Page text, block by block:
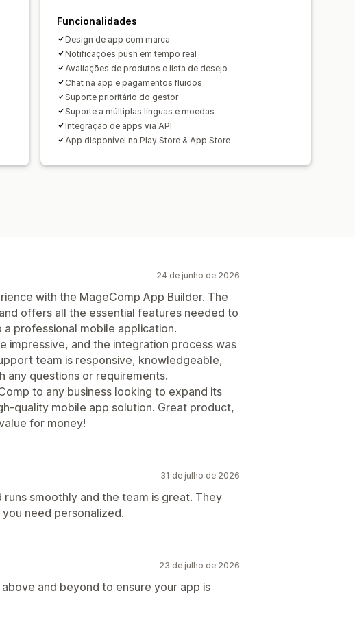
Funcionalidades
Design de app com marca
Notificações push em tempo real
Avaliações de produtos e lista de desejo
Chat na app e pagamentos fluidos
Suporte prioritário do gestor
Suporte a múltiplas línguas e moedas
Integração de apps via API
App disponível na Play Store & App Store
24 de junho de 2026
with the MageComp App Builder. The
offers all the essential features needed to
professional mobile application.
impressive, and the integration process was
team is responsive, knowledgeable,
any questions or requirements.
to any business looking to expand its
quality mobile app solution. Great product,
for money!
31 de julho de 2026
runs smoothly and the team is great. They
need personalized.
23 de julho de 2026
and beyond to ensure your app is